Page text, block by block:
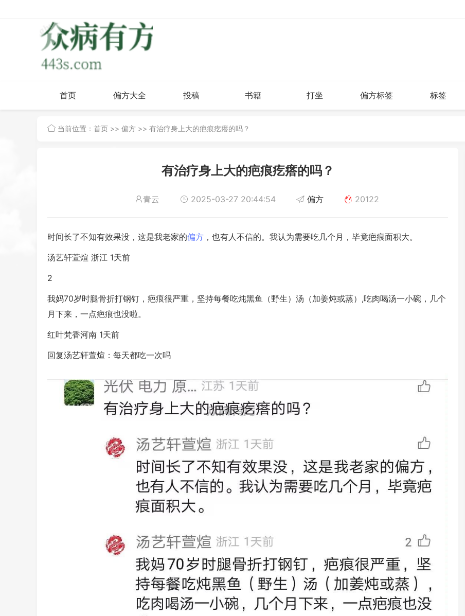
首页 偏方大全 投稿 书籍 打坐 偏方标签 标签
当前位置： 首页 >> 偏方 >> 有治疗身上大的疤痕疙瘩的吗？
有治疗身上大的疤痕疙瘩的吗？
青云 2025-03-27 20:44:54 偏方 20122
时间长了不知有效果没，这是我老家的偏方 ，也有人不信的。我认为需要吃几个月，毕竟疤痕面积大。
汤艺轩萱煊 浙江 1天前
2
我妈70岁时腿骨折打钢钉，疤痕很严重，坚持每餐吃炖黑鱼（野生）汤（加姜炖或蒸）,吃肉喝汤一小碗，几个
月下来，一点疤痕也没啦。
红叶梵香河南 1天前
回复汤艺轩萱煊：每天都吃一次吗